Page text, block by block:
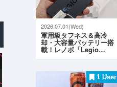
2026.07.01(Wed)
軍用級タフネス＆高冷
却・大容量バッテリー搭
載！レノボ「Legio…
1 User